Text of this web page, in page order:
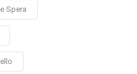
Spera